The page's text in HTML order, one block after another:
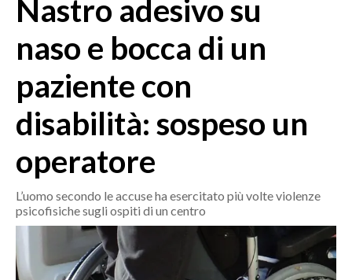
MEDIO CAMPIDANO
SASSARI E PROVINCIA
NUORO E PROVINCIA
OGLIASTRA
ITALIA
POLITICA
Nastro adesivo su
naso e bocca di un
paziente con
disabilità: sospeso un
operatore
L’uomo secondo le accuse ha esercitato più volte violenze
psicofisiche sugli ospiti di un centro